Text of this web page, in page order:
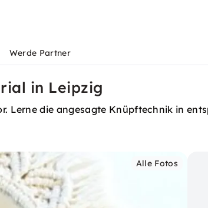
Werde Partner
in Leipzig
Lerne die angesagte Knüpftechnik in
Alle Fotos